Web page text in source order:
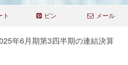
ト ピン メール
年6月期第3四半期の連結決算